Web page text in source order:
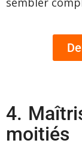
4.
moitiés